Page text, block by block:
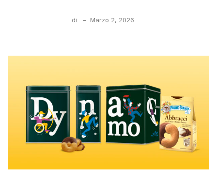
di – Marzo 2, 2026